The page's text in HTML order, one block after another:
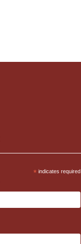
* indicates required